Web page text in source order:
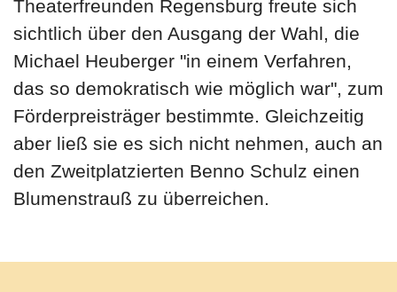
Theaterfreunden Regensburg freute sich
sichtlich über den Ausgang der Wahl, die
Michael Heuberger "in einem Verfahren,
das so demokratisch wie möglich war", zum
Förderpreisträger bestimmte. Gleichzeitig
aber ließ sie es sich nicht nehmen, auch an
den Zweitplatzierten Benno Schulz einen
Blumenstrauß zu überreichen.